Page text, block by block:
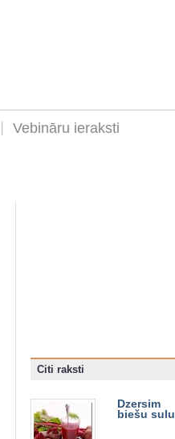
Vebināru ieraksti
Citi raksti
Dzersim
biešu sulu